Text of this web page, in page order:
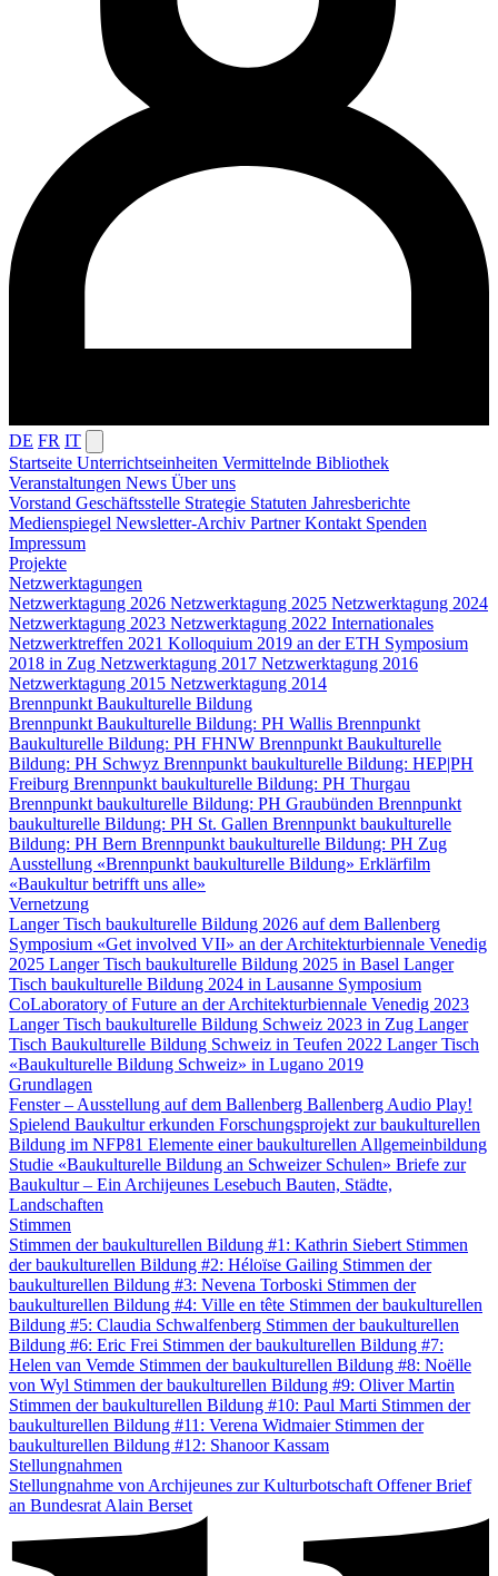
DE FR IT
Startseite Unterrichtseinheiten Vermittelnde Bibliothek
Veranstaltungen News Über uns
Vorstand Geschäftsstelle Strategie Statuten Jahresberichte
Medienspiegel Newsletter-Archiv PartnerKontakt Spenden
Impressum
Projekte
Netzwerktagungen
Netzwerktagung 2026 Netzwerktagung 2025 Netzwerktagung 2024
Netzwerktagung 2023 Netzwerktagung 2022 Internationales
Netzwerktreffen 2021 Kolloquium 2019 an der ETH Symposium
2018 in Zug Netzwerktagung 2017 Netzwerktagung 2016
Netzwerktagung 2015 Netzwerktagung 2014
Brennpunkt Baukulturelle Bildung
Brennpunkt Baukulturelle Bildung: PH Wallis Brennpunkt
Baukulturelle Bildung: PH FHNW Brennpunkt Baukulturelle
Bildung: PH Schwyz Brennpunkt baukulturelle Bildung: HEP|PH
Freiburg Brennpunkt baukulturelle Bildung: PH Thurgau
Brennpunkt baukulturelle Bildung: PH Graubünden Brennpunkt
baukulturelle Bildung: PH St. Gallen Brennpunkt baukulturelle
Bildung: PH Bern Brennpunkt baukulturelle Bildung: PH Zug
Ausstellung «Brennpunkt baukulturelle Bildung» Erklärfilm
«Baukultur betrifft uns alle»
Vernetzung
Langer Tisch baukulturelle Bildung 2026 auf dem Ballenberg
Symposium «Get involved VII» an der Architekturbiennale Venedig
2025 Langer Tisch baukulturelle Bildung 2025 in Basel Langer
Tisch baukulturelle Bildung 2024 in Lausanne Symposium
CoLaboratory of Future an der Architekturbiennale Venedig 2023
Langer Tisch baukulturelle Bildung Schweiz 2023 in Zug Langer
Tisch Baukulturelle Bildung Schweiz in Teufen 2022 Langer Tisch
«Baukulturelle Bildung Schweiz» in Lugano 2019
Grundlagen
Fenster – Ausstellung auf dem Ballenberg Ballenberg Audio Play!
Spielend Baukultur erkunden Forschungsprojekt zur baukulturellen
Bildung im NFP81 Elemente einer baukulturellen Allgemeinbildung
Studie «Baukulturelle Bildung an Schweizer Schulen» Briefe zur
Baukultur – Ein Archijeunes Lesebuch Bauten, Städte,
Landschaften
Stimmen
Stimmen der baukulturellen Bildung #1: Kathrin Siebert Stimmen
der baukulturellen Bildung #2: Héloïse Gailing Stimmen der
baukulturellen Bildung #3: Nevena Torboski Stimmen der
baukulturellen Bildung #4: Ville en tête Stimmen der baukulturellen
Bildung #5: Claudia Schwalfenberg Stimmen der baukulturellen
Bildung #6: Eric Frei Stimmen der baukulturellen Bildung #7:
Helen van Vemde Stimmen der baukulturellen Bildung #8: Noëlle
von Wyl Stimmen der baukulturellen Bildung #9: Oliver Martin
Stimmen der baukulturellen Bildung #10: Paul Marti Stimmen der
baukulturellen Bildung #11: Verena Widmaier Stimmen der
baukulturellen Bildung #12: Shanoor Kassam
Stellungnahmen
Stellungnahme von Archijeunes zur Kulturbotschaft Offener Brief
an Bundesrat Alain Berset